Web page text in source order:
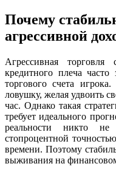
Почему
агрессивной
Агрессивная торговля
кредитного плеча часто
торгового счета
ловушку, желая удвоить
час. Однако такая
требует идеального
реальности никто
стопроцентной
времени. Поэтому
выживания на